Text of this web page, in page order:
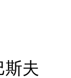
斯夫